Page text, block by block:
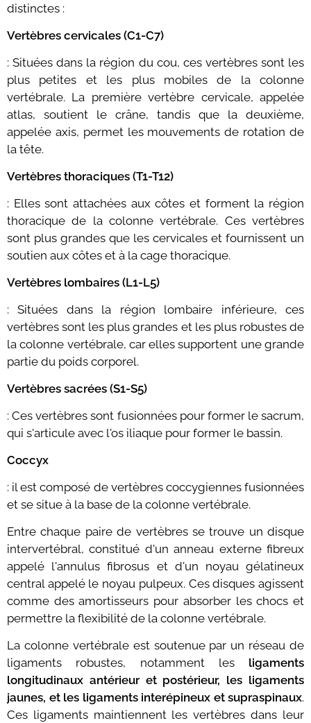
distinctes :
Vertèbres cervicales (C1-C7)
: Situées dans la région du cou, ces vertèbres sont les
plus petites et les plus mobiles de la colonne
vertébrale. La première vertèbre cervicale, appelée
atlas, soutient le crâne, tandis que la deuxième,
appelée axis, permet les mouvements de rotation de
la tête.
Vertèbres thoraciques (T1-T12)
: Elles sont attachées aux côtes et forment la région
thoracique de la colonne vertébrale. Ces vertèbres
sont plus grandes que les cervicales et fournissent un
soutien aux côtes et à la cage thoracique.
Vertèbres lombaires (L1-L5)
: Situées dans la région lombaire inférieure, ces
vertèbres sont les plus grandes et les plus robustes de
la colonne vertébrale, car elles supportent une grande
partie du poids corporel.
Vertèbres sacrées (S1-S5)
: Ces vertèbres sont fusionnées pour former le sacrum,
qui s'articule avec l'os iliaque pour former le bassin.
Coccyx
: il est composé de vertèbres coccygiennes fusionnées
et se situe à la base de la colonne vertébrale.
Entre chaque paire de vertèbres se trouve un disque
intervertébral, constitué d'un anneau externe fibreux
appelé l'annulus fibrosus et d'un noyau gélatineux
central appelé le noyau pulpeux. Ces disques agissent
comme des amortisseurs pour absorber les chocs et
permettre la flexibilité de la colonne vertébrale.
La colonne vertébrale est soutenue par un réseau de
ligaments robustes, notamment les ligaments
longitudinaux antérieur et postérieur, les ligaments
jaunes, et les ligaments interépineux et supraspinaux.
Ces ligaments maintiennent les vertèbres dans leur